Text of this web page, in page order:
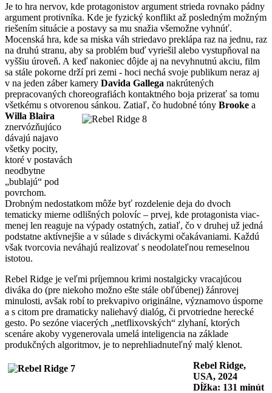
Je to hra nervov, kde protagonistov argument strieda rovnako pádny
argument protivníka. Kde je fyzický konflikt až posledným možným
riešením situácie a postavy sa mu snažia všemožne vyhnúť.
Mocenská hra, kde sa miska váh striedavo preklápa raz na jednu, raz
na druhú stranu, aby sa problém buď vyriešil alebo vystupňoval na
vyššiu úroveň. A keď nakoniec dôjde aj na nevyhnutnú akciu, film
sa stále pokorne drží pri zemi - hoci nechá svoje publikum neraz aj
v na jeden záber kamery Davida Gallega nakrútených
prepracovaných choreografiách kontaktného boja prizerať sa tomu
všetkému s otvorenou sánkou. Zatiaľ, čo hudobné tóny Brooke a
Willa Blaira
znervózňujúco
dávajú najavo
všetky pocity,
ktoré v postavách
neodbytne
„bublajú“ pod
povrchom.
Drobným nedostatkom môže byť rozdelenie deja do dvoch
tematicky mierne odlišných polovíc – prvej, kde protagonista viac-
menej len reaguje na výpady ostatných, zatiaľ, čo v druhej už jedná
podstatne aktívnejšie a v súlade s diváckymi očakávaniami. Každú
však tvorcovia neváhajú realizovať s neodolateľnou remeselnou
istotou.
Rebel Ridge je veľmi príjemnou krimi nostalgicky vracajúcou
diváka do (pre niekoho možno ešte stále obľúbenej) žánrovej
minulosti, avšak robí to prekvapivo originálne, významovo úsporne
a s citom pre dramaticky naliehavý dialóg, či prvotriedne herecké
gesto. Po sezóne viacerých „netflixovských“ zlyhaní, ktorých
scenáre akoby vygenerovala umelá inteligencia na základe
produkčných algoritmov, je to neprehliadnuteľný malý klenot.
Rebel Ridge,
USA, 2024
Dĺžka: 131 minút